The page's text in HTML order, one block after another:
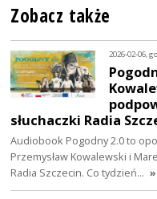
Zobacz także
2026-02-06,
słuchaczki Radia
Audiobook Pogodny 2.0 to
Przemysław Kowalewski i
Radia Szczecin. Co tydzień…